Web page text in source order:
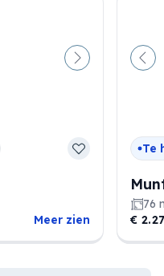
Volgende
Meer zien
Te
76
€